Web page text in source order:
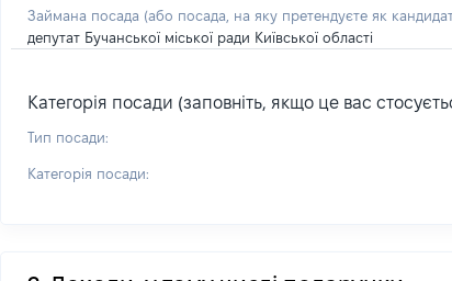
Займана посада (або посада, на яку претендуєте як
депутат Бучанської міської ради Київської області
Категорія посади (заповніть, якщо це вас
Тип посади:
Категорія посади: